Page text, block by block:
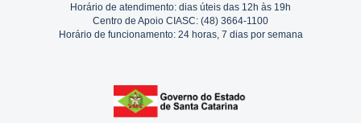
Horário de atendimento: dias úteis das 12h às 19h
Centro de Apoio CIASC: (48) 3664-1100
Horário de funcionamento: 24 horas, 7 dias por semana